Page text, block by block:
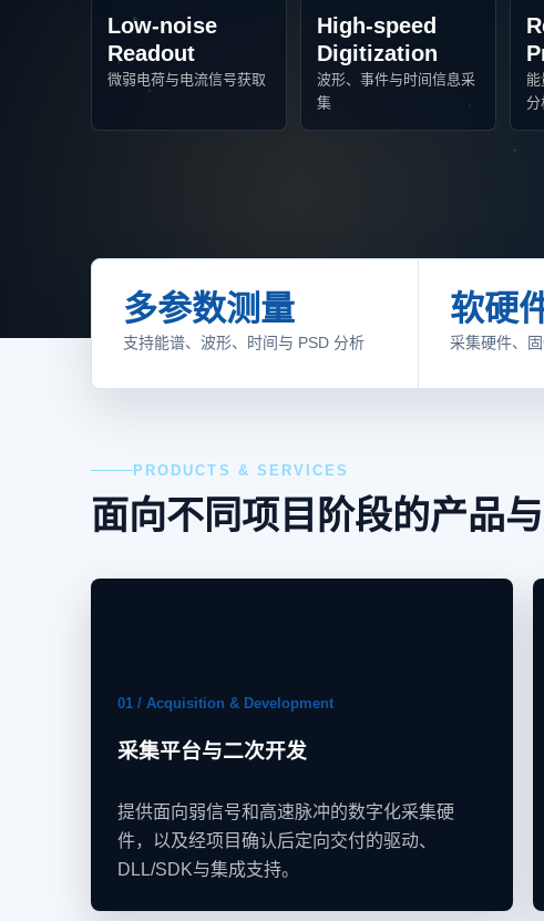
Low-noise
Readout
微弱电荷与电流信号获取
High-speed
Digitization
波形、事件与时间信息采
集
分
多参数测量
支持能谱、波形、时间与 PSD 分析
软硬
采集硬件、
PRODUCTS & SERVICES
面向不同项目阶段的产品
01 / Acquisition & Development
采集平台与二次开发
提供面向弱信号和高速脉冲的数字化采集硬
件，以及经项目确认后定向交付的驱动、
DLL/SDK与集成支持。